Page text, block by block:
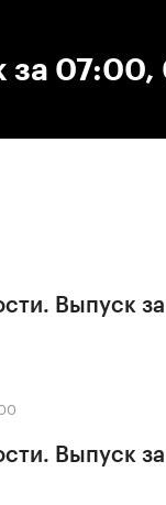
за
Выпуск
Выпуск